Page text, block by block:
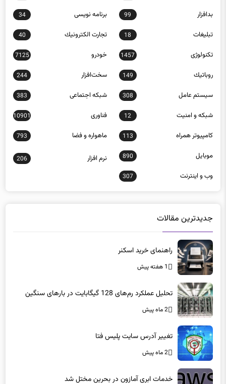
بدافزار 99 برنامه نويسی 34
تبلیغات 18 تجارت الكترونيك 40
تکنولوژی 1457 خودرو 7125
روباتيك 149 سخت‌افزار 244
سيستم عامل 308 شبكه اجتماعی 383
شبكه و امنيت 12 فناوری 10901
كامپيوتر همراه 113 ماهواره و فضا 793
موبايل 890 نرم افزار 206
وب و اينترنت 307
جدیدترین مقالات
راهنمای خرید اسکنر
1 هفته پیش
تحلیل عملکرد رم‌های 128 گیگابایت در بارهای سنگین
2 ماه پیش
تغییر آدرس سایت پلیس فتا
2 ماه پیش
خدمات ابری آمازون در بحرین مختل شد